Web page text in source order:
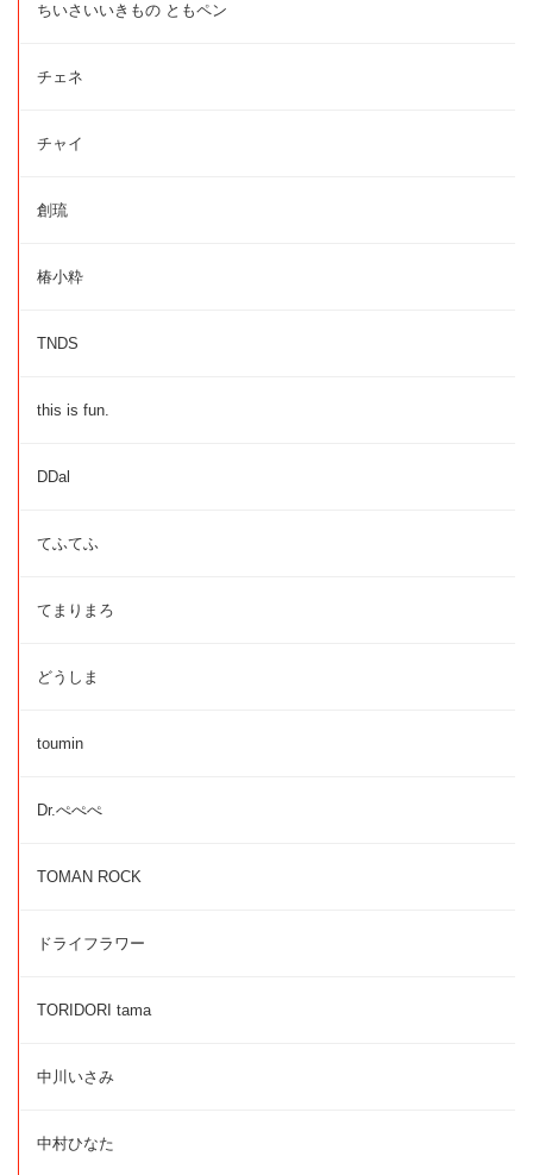
ちいさいいきもの ともペン
チェネ
チャイ
創琉
椿小粋
TNDS
this is fun.
DDal
てふてふ
てまりまろ
どうしま
toumin
Dr.ぺぺぺ
TOMAN ROCK
ドライフラワー
TORIDORI tama
中川いさみ
中村ひなた